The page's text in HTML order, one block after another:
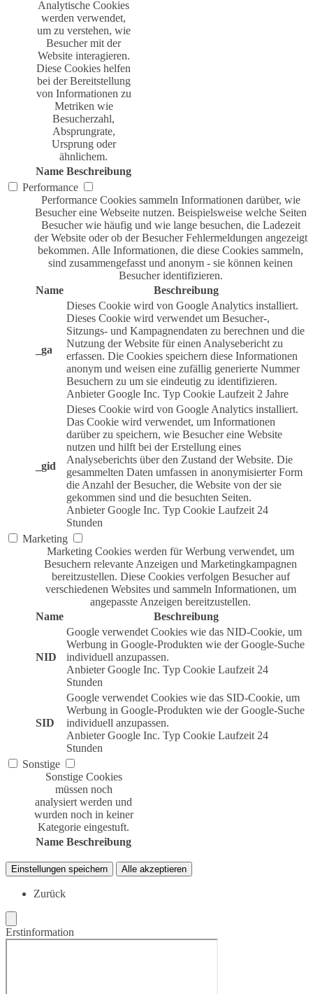
Analytische Cookies
werden verwendet,
um zu verstehen, wie
Besucher mit der
Website interagieren.
Diese Cookies helfen
bei der Bereitstellung
von Informationen zu
Metriken wie
Besucherzahl,
Absprungrate,
Ursprung oder
ähnlichem.
Name Beschreibung
Performance
Performance Cookies sammeln Informationen darüber, wie
Besucher eine Webseite nutzen. Beispielsweise welche Seiten
Besucher wie häufig und wie lange besuchen, die Ladezeit
der Website oder ob der Besucher Fehlermeldungen angezeigt
bekommen. Alle Informationen, die diese Cookies sammeln,
sind zusammengefasst und anonym - sie können keinen
Besucher identifizieren.
Name
Beschreibung
_ga
Dieses Cookie wird von Google Analytics installiert.
Dieses Cookie wird verwendet um Besucher-,
Sitzungs- und Kampagnendaten zu berechnen und die
Nutzung der Website für einen Analysebericht zu
erfassen. Die Cookies speichern diese Informationen
anonym und weisen eine zufällig generierte Nummer
Besuchern zu um sie eindeutig zu identifizieren.
Anbieter Google Inc. Typ Cookie Laufzeit 2 Jahre
_gid
Dieses Cookie wird von Google Analytics installiert.
Das Cookie wird verwendet, um Informationen
darüber zu speichern, wie Besucher eine Website
nutzen und hilft bei der Erstellung eines
Analyseberichts über den Zustand der Website. Die
gesammelten Daten umfassen in anonymisierter Form
die Anzahl der Besucher, die Website von der sie
gekommen sind und die besuchten Seiten.
Anbieter Google Inc. Typ Cookie Laufzeit 24
Stunden
Marketing
Marketing Cookies werden für Werbung verwendet, um
Besuchern relevante Anzeigen und Marketingkampagnen
bereitzustellen. Diese Cookies verfolgen Besucher auf
verschiedenen Websites und sammeln Informationen, um
angepasste Anzeigen bereitzustellen.
Name
Beschreibung
NID
Google verwendet Cookies wie das NID-Cookie, um
Werbung in Google-Produkten wie der Google-Suche
individuell anzupassen.
Anbieter Google Inc. Typ Cookie Laufzeit 24
Stunden
SID
Google verwendet Cookies wie das SID-Cookie, um
Werbung in Google-Produkten wie der Google-Suche
individuell anzupassen.
Anbieter Google Inc. Typ Cookie Laufzeit 24
Stunden
Sonstige
Sonstige Cookies
müssen noch
analysiert werden und
wurden noch in keiner
Kategorie eingestuft.
Name Beschreibung
Einstellungen speichern Alle akzeptieren
Zurück
Erstinformation